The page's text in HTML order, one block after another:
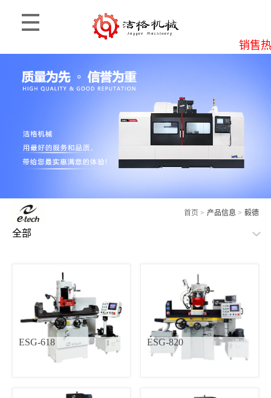
销售
首页 > 产品信息 > 毅德
全部
加工中心
内外圆研磨复合机
斜径式CNC圆筒磨床
直径式CNC圆筒磨床
立式加工中心
龙门加工中心
ESG-618 ESG-820